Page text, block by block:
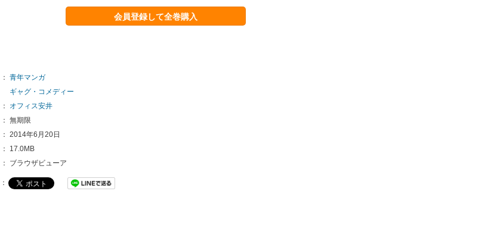
会員登録して全巻購入
： 青年マンガ
ギャグ・コメディー
：
オフィス安井
： 無期限
： 2014年6月20日
：
17.0MB
： ブラウザビューア
：